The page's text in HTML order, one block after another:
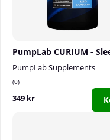
PumpLab Supplements
0
349 kr